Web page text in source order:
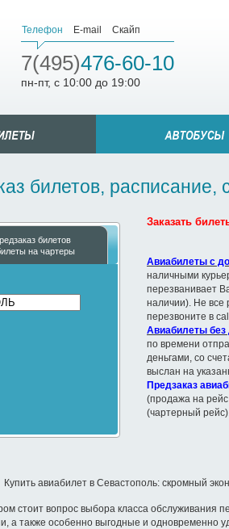
Телефон E-mail Скайп
7(495)476-60-10
пн-пт, с 10:00 до 19:00
билетов, расписание,
билетов
на чартеры
Заказать
Авиабилеты с
наличными
перезванивает
наличии). Не все
перезвоните в
Авиабилеты без
по времени
деньгами, со
выслан на
Предзаказ
(продажа на
(чартерный
Купить авиабилет в Севастополь: скромный
стоит вопрос выбора класса обслуживания
а также особенно выгодные и одновременно